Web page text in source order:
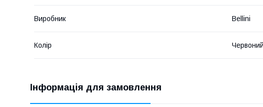
Виробник Bellini
Колір
Інформація для замовлення